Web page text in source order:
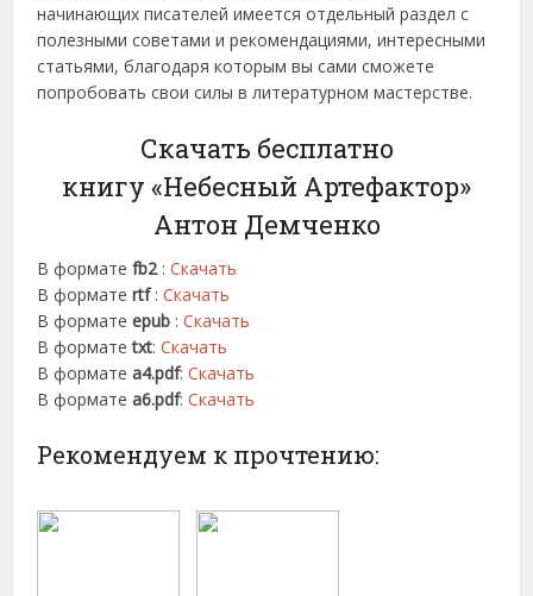
начинающих писателей имеется отдельный раздел с
полезными советами и рекомендациями, интересными
статьями, благодаря которым вы сами сможете
попробовать свои силы в литературном мастерстве.
Скачать бесплатно
книгу «Небесный Артефактор»
Антон Демченко
В форматеfb2:Скачать
В форматеrtf :Скачать
В форматеepub :Скачать
В форматеtxt:Скачать
В форматеa4.pdf:Скачать
В форматеa6.pdf:Скачать
Рекомендуем к прочтению: